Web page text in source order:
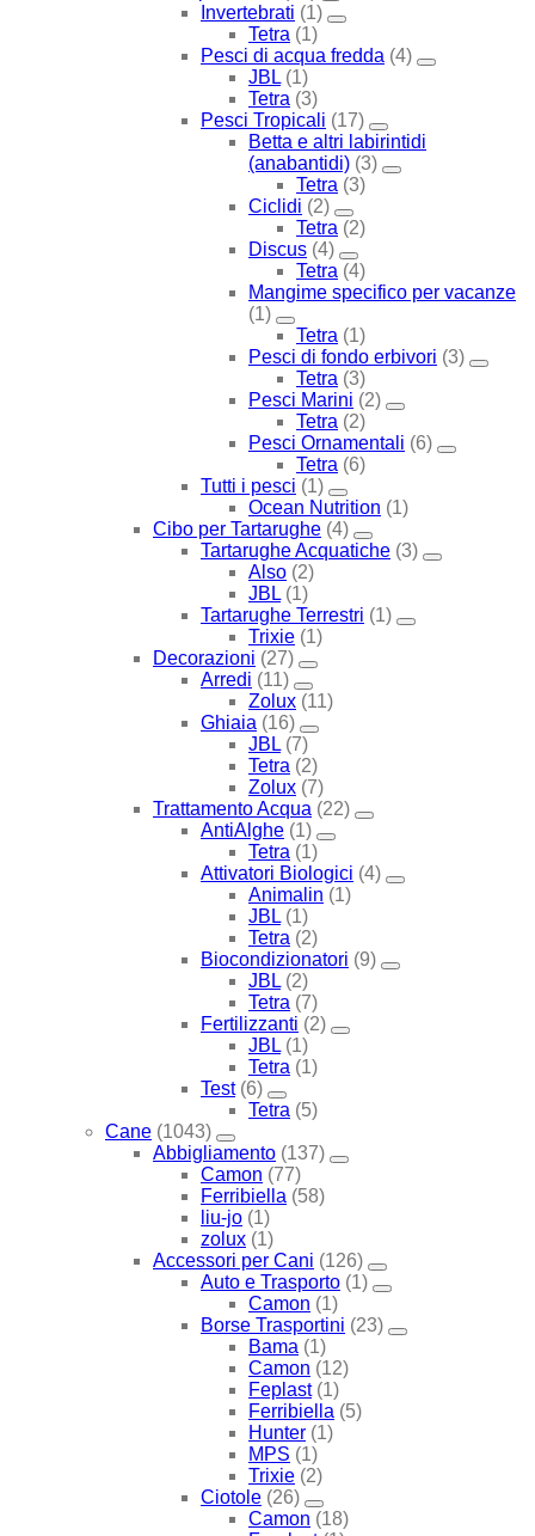
Invertebrati (1)
Tetra (1)
Pesci di acqua fredda (4)
JBL (1)
Tetra (3)
Pesci Tropicali (17)
Betta e altri labirintidi
(anabantidi) (3)
Tetra (3)
Ciclidi (2)
Tetra (2)
Discus (4)
Tetra (4)
Mangime specifico per vacanze
(1)
Tetra (1)
Pesci di fondo erbivori (3)
Tetra (3)
Pesci Marini (2)
Tetra (2)
Pesci Ornamentali (6)
Tetra (6)
Tutti i pesci (1)
Ocean Nutrition (1)
Cibo per Tartarughe (4)
Tartarughe Acquatiche (3)
Also (2)
JBL (1)
Tartarughe Terrestri (1)
Trixie (1)
Decorazioni (27)
Arredi (11)
Zolux (11)
Ghiaia (16)
JBL (7)
Tetra (2)
Zolux (7)
Trattamento Acqua (22)
AntiAlghe (1)
Tetra (1)
Attivatori Biologici (4)
Animalin (1)
JBL (1)
Tetra (2)
Biocondizionatori (9)
JBL (2)
Tetra (7)
Fertilizzanti (2)
JBL (1)
Tetra (1)
Test (6)
Tetra (5)
Cane (1043)
Abbigliamento (137)
Camon (77)
Ferribiella (58)
liu-jo (1)
zolux (1)
Accessori per Cani (126)
Auto e Trasporto (1)
Camon (1)
Borse Trasportini (23)
Bama (1)
Camon (12)
Feplast (1)
Ferribiella (5)
Hunter (1)
MPS (1)
Trixie (2)
Ciotole (26)
Camon (18)